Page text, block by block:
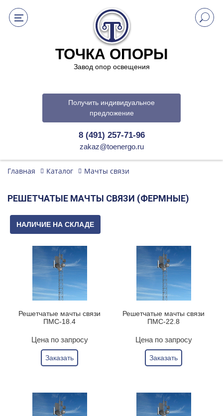
ТОЧКА ОПОРЫ
Завод опор освещения
Получить индивидуальное
предложение
8 (491) 257-71-96
zakaz@toenergo.ru
Главная Каталог Мачты связи
РЕШЕТЧАТЫЕ МАЧТЫ СВЯЗИ (ФЕРМНЫЕ)
НАЛИЧИЕ НА СКЛАДЕ
Решетчатые мачты связи
ПМС-18.4
Цена по запросу
Заказать
Решетчатые мачты связи
ПМС-22.8
Цена по запросу
Заказать